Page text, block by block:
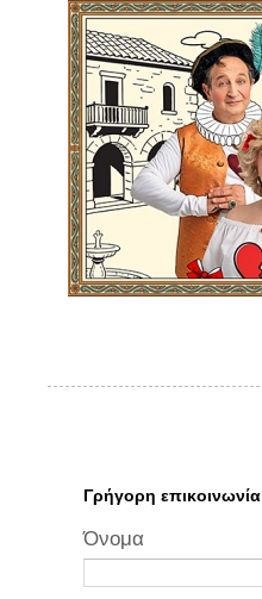
Γρήγορη επικοινωνία
Όνομα